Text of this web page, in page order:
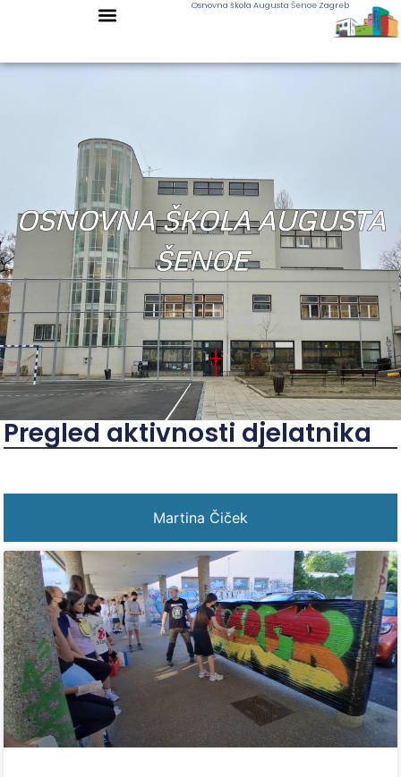
Osnovna škola Augusta Šenoe Zagreb
OSNOVNA ŠKOLA AUGUSTA
ŠENOE
Pregled aktivnosti djelatnika
Martina Čiček